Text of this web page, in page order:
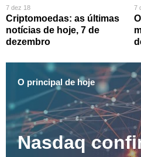
7 dez 18
Criptomoedas: as últimas
notícias de hoje, 7 de
dezembro
7
O principal de hoje
Nasdaq